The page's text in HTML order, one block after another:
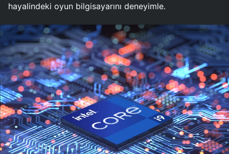
hayalindeki oyun bilgisayarını deneyimle.